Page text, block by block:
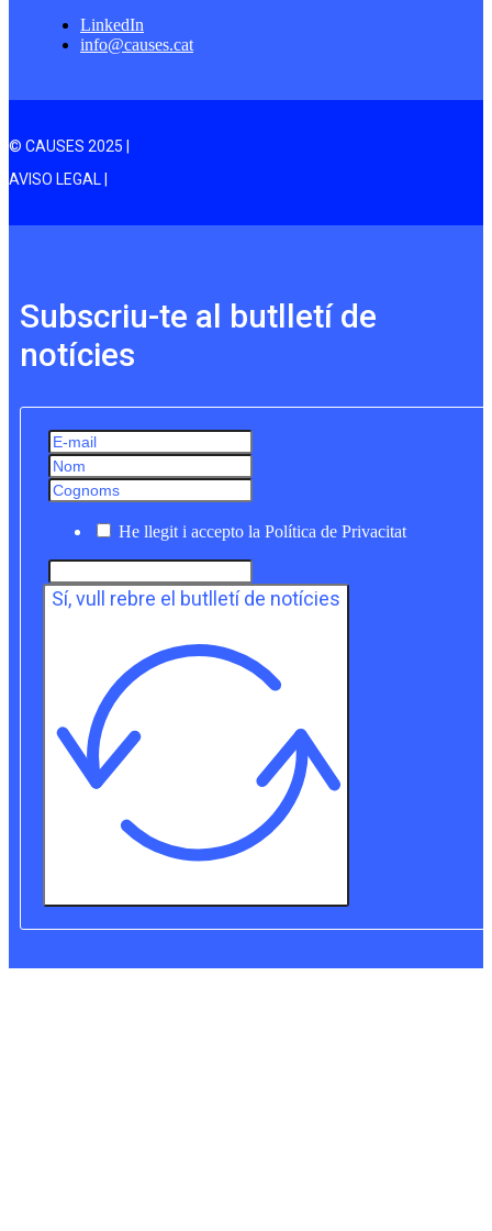
LinkedIn
info@causes.cat
© CAUSES 2025 |
AVISO LEGAL |
Subscriu-te al butlletí de
notícies
He llegit i accepto la Política de Privacitat
Sí, vull rebre el butlletí de notícies